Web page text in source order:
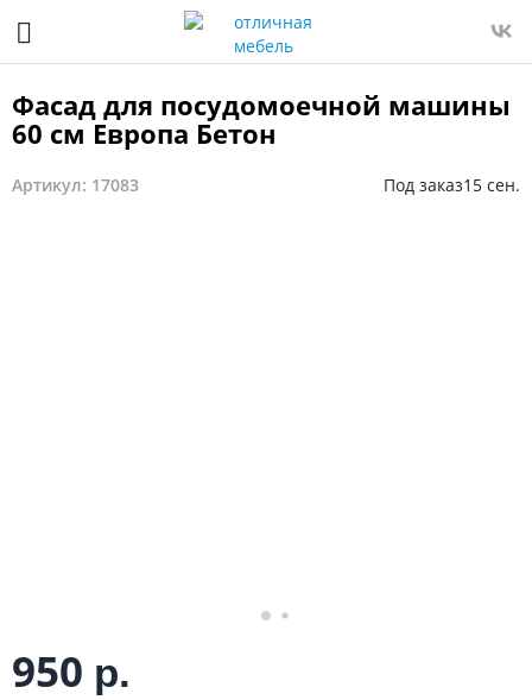
Фасад для посудомоечной машины
60 см Европа Бетон
Артикул: 17083 Под заказ15 сен.
950 р.